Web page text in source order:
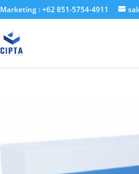
Marketing : +62 851-5754-4911